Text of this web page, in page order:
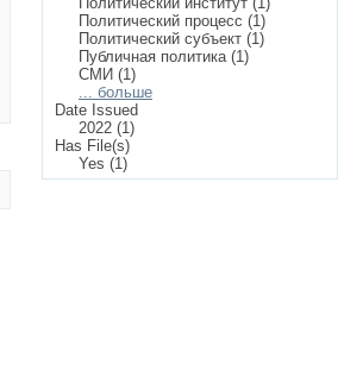
Политический процесс (1)
Политический субъект (1)
Публичная политика (1)
СМИ (1)
... больше
Date Issued
2022 (1)
Has File(s)
Yes (1)